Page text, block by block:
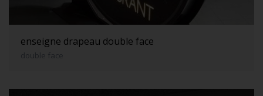
enseigne drapeau double face
double face